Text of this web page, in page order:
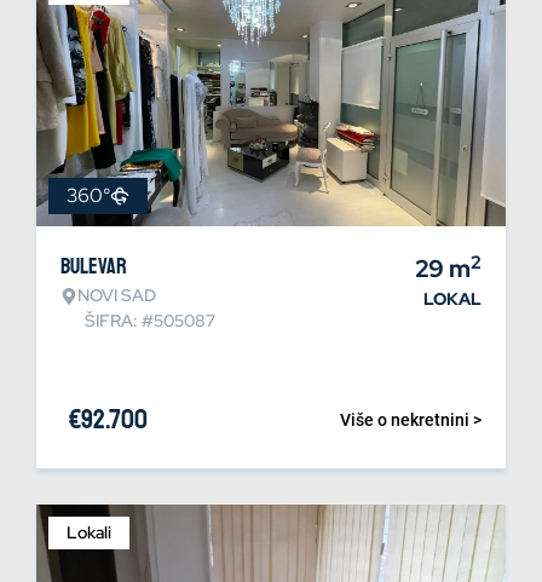
360°
Bulevar
NOVI SAD
ŠIFRA: #505087
29 m2
LOKAL
Više o nekretnini >
€92.700
Lokali